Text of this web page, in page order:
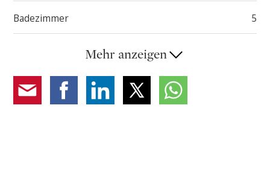
Garage und mehrere Parkplätze vervollständigen
dieses Angebot.
Diese von einem renommierten Architekten
entworfene Villa stellt ein tadelloses Gleichgewicht
zwischen Design, Funktionalität und Lebensqualität in
Badezimmer 5
Mehr anzeigen